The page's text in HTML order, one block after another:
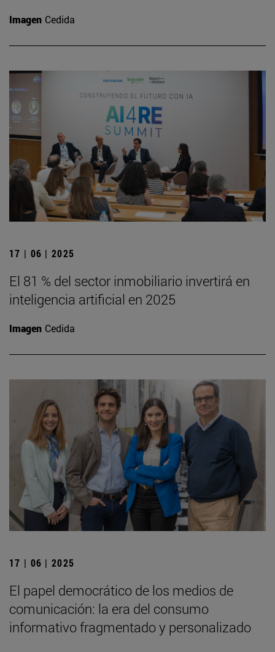
Imagen Cedida
17 | 06 | 2025
El 81 % del sector inmobiliario invertirá en
inteligencia artificial en 2025
Imagen Cedida
17 | 06 | 2025
El papel democrático de los medios de
comunicación: la era del consumo
informativo fragmentado y personalizado